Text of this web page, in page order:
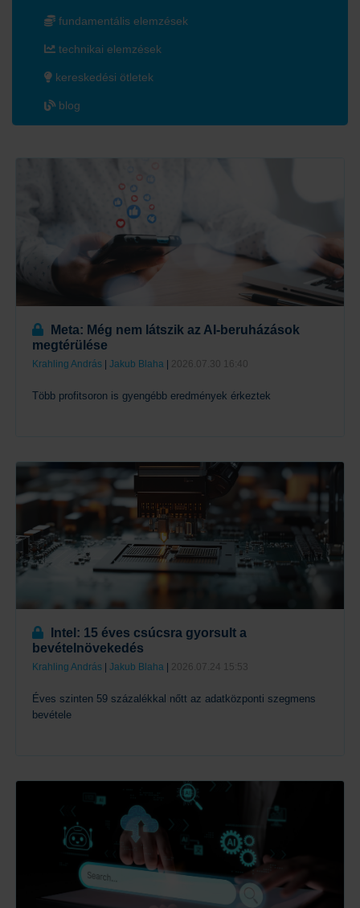
fundamentális elemzések
technikai elemzések
kereskedési ötletek
blog
Meta: Még nem látszik az AI-beruházások
megtérülése
Krahling András | Jakub Blaha | 2026.07.30 16:40
Több profitsoron is gyengébb eredmények érkeztek
Intel: 15 éves csúcsra gyorsult a
bevételnövekedés
Krahling András Jakub Blaha 2026.07.24 15:53
Éves szinten 59 százalékkal nőtt az adatközponti szegmens
bevétele